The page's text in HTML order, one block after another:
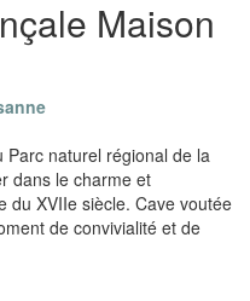
Maison
Parc naturel régional de la
dans le charme et
du XVIIe siècle. Cave voutée
de convivialité et de